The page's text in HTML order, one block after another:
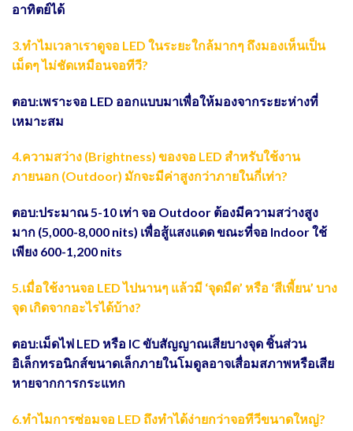
อาทิตย์ได้
3.ทำไมเวลาเราดูจอ LED ในระยะใกล้มากๆ ถึงมองเห็นเป็น
เม็ดๆ ไม่ชัดเหมือนจอทีวี?
ตอบ:เพราะจอ LED ออกแบบมาเพื่อให้มองจากระยะห่างที่
เหมาะสม
4.ความสว่าง (Brightness) ของจอ LED สำหรับใช้งาน
ภายนอก (Outdoor) มักจะมีค่าสูงกว่าภายในกี่เท่า?
ตอบ:ประมาณ 5-10 เท่า จอ Outdoor ต้องมีความสว่างสูง
มาก (5,000-8,000 nits) เพื่อสู้แสงแดด ขณะที่จอ Indoor ใช้
เพียง 600-1,200 nits
5.เมื่อใช้งานจอ LED ไปนานๆ แล้วมี ‘จุดมืด’ หรือ ‘สีเพี้ยน’ บาง
จุด เกิดจากอะไรได้บ้าง?
ตอบ:เม็ดไฟ LED หรือ IC ขับสัญญาณเสียบางจุด ชิ้นส่วน
อิเล็กทรอนิกส์ขนาดเล็กภายในโมดูลอาจเสื่อมสภาพหรือเสีย
หายจากการกระแทก
6.ทำไมการซ่อมจอ LED ถึงทำได้ง่ายกว่าจอทีวีขนาดใหญ่?